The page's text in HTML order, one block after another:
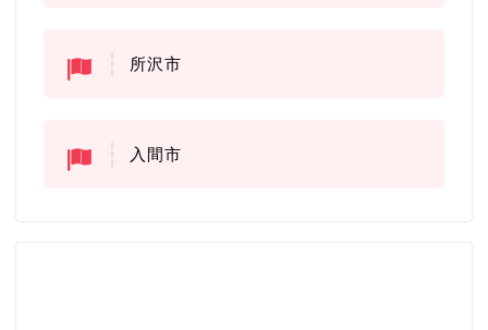
所沢市
入間市